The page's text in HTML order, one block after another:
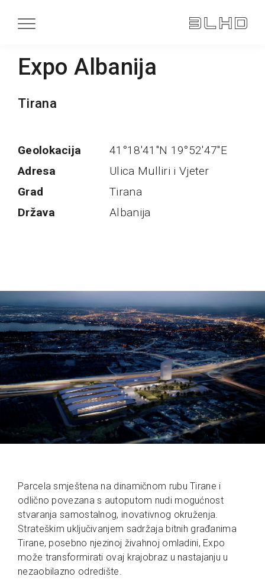
Expo Albanija
Tirana
Geolokacija
41°18'41''N 19°52'47''E
Adresa
Ulica Mulliri i Vjeter
Grad
Tirana
Država
Albanija
Parcela smještena na dinamičnom rubu Tirane i
odlično povezana s autoputom nudi mogućnost
stvaranja samostalnog, inovativnog okruženja.
Strateškim uključivanjem sadržaja bitnih građanima
Tirane, posebno njezinoj živahnoj omladini, Expo
može transformirati ovaj krajobraz u nastajanju u
nezaobilazno odredište.